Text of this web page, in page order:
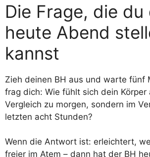
Die Frage, die du
heute Abend
kannst
Zieh deinen BH aus und warte fünf
frag dich: Wie fühlt sich dein Körper
Vergleich zu morgen, sondern im
letzten acht Stunden?
Wenn die Antwort ist: erleichtert,
freier im Atem – dann hat der BH